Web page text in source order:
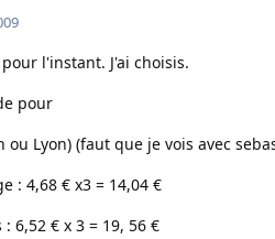
l'instant. J'ai choisis.
pour
ou Lyon) (faut que je vois avec
: 4,68 € x3 = 14,04 €
6,52 € x 3 = 19, 56 €